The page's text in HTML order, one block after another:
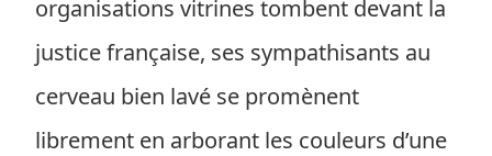
organisations vitrines tombent devant la
justice française, ses sympathisants au
cerveau bien lavé se promènent
librement en arborant les couleurs d’une